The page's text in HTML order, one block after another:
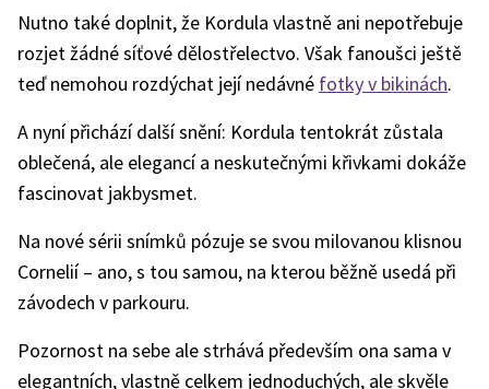
Nutno také doplnit, že Kordula vlastně ani nepotřebuje
rozjet žádné síťové dělostřelectvo. Však fanoušci ještě
teď nemohou rozdýchat její nedávné fotky v bikinách.
A nyní přichází další snění: Kordula tentokrát zůstala
oblečená, ale elegancí a neskutečnými křivkami dokáže
fascinovat jakbysmet.
Na nové sérii snímků pózuje se svou milovanou klisnou
Cornelií – ano, s tou samou, na kterou běžně usedá při
závodech v parkouru.
Pozornost na sebe ale strhává především ona sama v
elegantních, vlastně celkem jednoduchých, ale skvěle